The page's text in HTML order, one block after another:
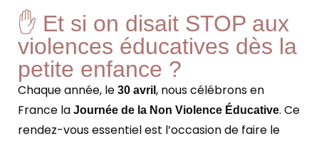
✋ Et si on disait STOP aux
violences éducatives dès la
petite enfance ?
Chaque année, le 30 avril , nous célébrons en
France la Journée de la Non Violence Éducative. Ce
rendez-vous essentiel est l’occasion de faire le